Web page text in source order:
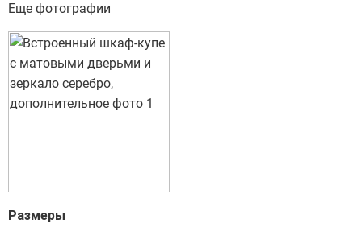
Еще фотографии
Размеры